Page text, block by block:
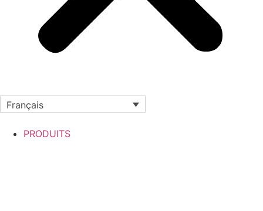
Français
PRODUITS